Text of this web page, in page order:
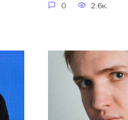
0 2.6к.